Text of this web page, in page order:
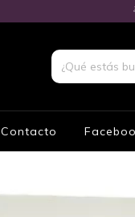
Contacto